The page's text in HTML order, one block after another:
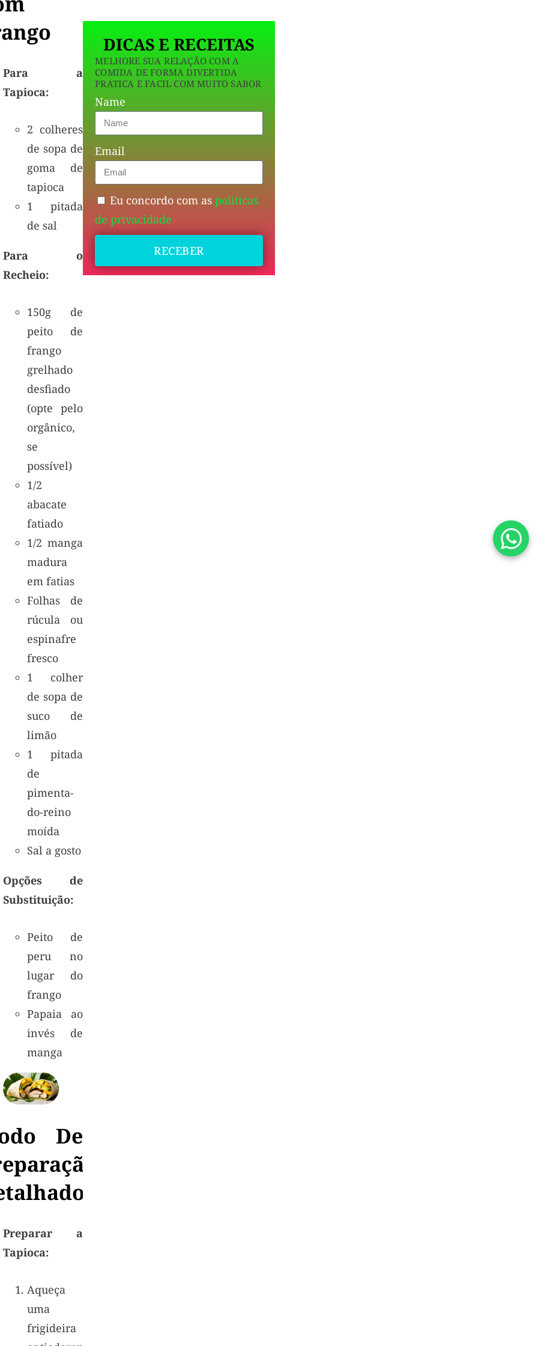
Para a
Tapioca:
2 colheres
de sopa de
goma de
tapioca
1 pitada
de sal
Para o
Recheio:
150g de
peito de
frango
grelhado
desfiado
(opte pelo
orgânico,
se
possível)
1/2
abacate
fatiado
1/2 manga
madura
em fatias
Folhas de
rúcula ou
espinafre
fresco
1 colher
de sopa de
suco de
limão
1 pitada
de
pimenta-
do-reino
moída
Sal a gosto
Opções de
Substituição:
Peito de
peru no
lugar do
frango
Papaia ao
invés de
manga
De
Preparar a
Tapioca:
Aqueça
uma
frigideira
DICAS E RECEITAS
MELHORE SUA RELAÇÃO COM A
COMIDA DE FORMA DIVERTIDA
PRATICA E FACIL COM MUITO SABOR
Name
Email
Eu concordo com aspoliticas
de privacidade
RECEBER